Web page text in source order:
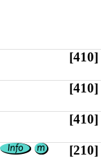
[410]
[410]
[410]
[210]